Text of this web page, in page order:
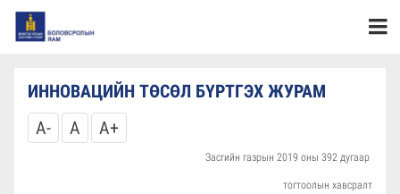
ИННОВАЦИЙН ТӨСӨЛ БҮРТГЭХ ЖУРАМ
A-
A A+
Засгийн газрын 2019 оны 392 дугаар
тогтоолын хавсралт